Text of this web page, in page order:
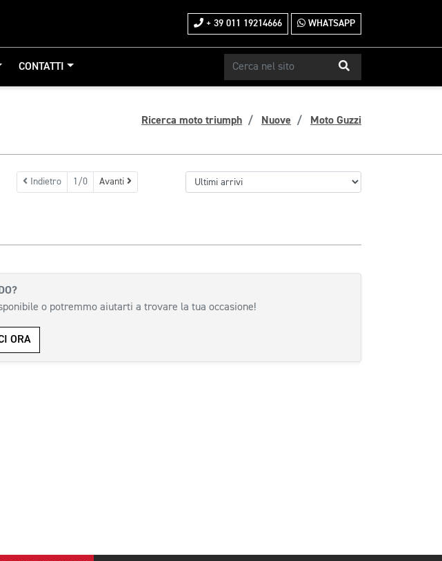
+ 39 011 19214666 WHATSAPP
CONTATTI
Ricerca moto triumph Nuove Moto Guzzi
Indietro 1/0 Avanti
o potremmo aiutarti a trovare la tua occasione!
ORA